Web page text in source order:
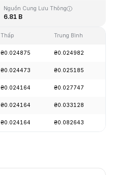
Nguồn Cung Lưu Thông
6.81 B
Thấp Trung Bình
₴0.024875 ₴0.024982
₴0.024473 ₴0.025185
₴0.024164 ₴0.027747
₴0.024164 ₴0.033128
₴0.024164 ₴0.082643